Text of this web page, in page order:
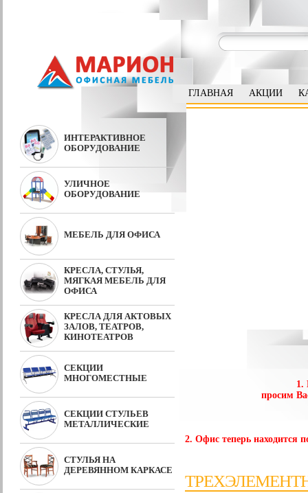
ГЛАВНАЯ АКЦИИ
ИНТЕРАКТИВНОЕ
ОБОРУДОВАНИЕ
УЛИЧНОЕ
ОБОРУДОВАНИЕ
МЕБЕЛЬ ДЛЯ ОФИСА
КРЕСЛА, СТУЛЬЯ,
МЯГКАЯ МЕБЕЛЬ ДЛЯ
ОФИСА
КРЕСЛА ДЛЯ АКТОВЫХ
ЗАЛОВ, ТЕАТРОВ,
КИНОТЕАТРОВ
СЕКЦИИ
МНОГОМЕСТНЫЕ
СЕКЦИИ СТУЛЬЕВ
МЕТАЛЛИЧЕСКИЕ
СТУЛЬЯ НА
ДЕРЕВЯННОМ КАРКАСЕ
1.
просим
2. Офис теперь находится